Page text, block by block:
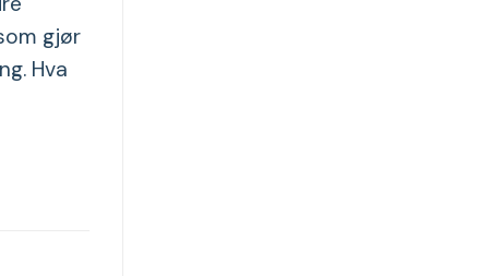
gjør
Hva